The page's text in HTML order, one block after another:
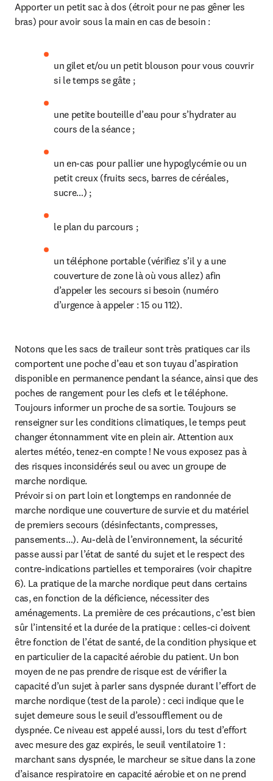
Apporter un petit sac à dos (étroit pour ne pas gêner les
bras) pour avoir sous la main en cas de besoin :
un gilet et/ou un petit blouson pour vous couvrir
si le temps se gâte ;
une petite bouteille d’eau pour s’hydrater au
cours de la séance ;
un en-cas pour pallier une hypoglycémie ou un
petit creux (fruits secs, barres de céréales,
sucre…) ;
le plan du parcours ;
un téléphone portable (vérifiez s’il y a une
couverture de zone là où vous allez) afin
d’appeler les secours si besoin (numéro
d’urgence à appeler : 15 ou 112).
Notons que les sacs de traileur sont très pratiques car ils
comportent une poche d’eau et son tuyau d’aspiration
disponible en permanence pendant la séance, ainsi que des
poches de rangement pour les clefs et le téléphone.
Toujours informer un proche de sa sortie. Toujours se
renseigner sur les conditions climatiques, le temps peut
changer étonnamment vite en plein air. Attention aux
alertes météo, tenez-en compte ! Ne vous exposez pas à
des risques inconsidérés seul ou avec un groupe de
marche nordique.
Prévoir si on part loin et longtemps en randonnée de
marche nordique une couverture de survie et du matériel
de premiers secours (désinfectants, compresses,
pansements…). Au-delà de l’environnement, la sécurité
passe aussi par l’état de santé du sujet et le respect des
contre-indications partielles et temporaires (voir chapitre
6). La pratique de la marche nordique peut dans certains
cas, en fonction de la déficience, nécessiter des
aménagements. La première de ces précautions, c’est bien
sûr l’intensité et la durée de la pratique : celles-ci doivent
être fonction de l’état de santé, de la condition physique et
en particulier de la capacité aérobie du patient. Un bon
moyen de ne pas prendre de risque est de vérifier la
capacité d’un sujet à parler sans dyspnée durant l’effort de
marche nordique (test de la parole) : ceci indique que le
sujet demeure sous le seuil d’essoufflement ou de
dyspnée. Ce niveau est appelé aussi, lors du test d’effort
avec mesure des gaz expirés, le seuil ventilatoire 1 :
marchant sans dyspnée, le marcheur se situe dans la zone
d’aisance respiratoire en capacité aérobie et on ne prend